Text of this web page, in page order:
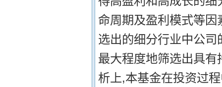
命周期及盈利模式等
选出的细分行业中公
最大程度地筛选出具
析上,本基金在投资过